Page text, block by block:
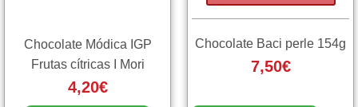
Chocolate Módica IGP
Frutas cítricas I Mori
4,20€
Chocolate Baci perle 154g
7,50€